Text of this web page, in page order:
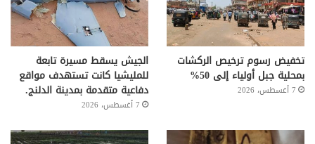
تخفيض رسوم ترخيص الركشات
بمحلية جبل أولياء إلى 50%
7 أغسطس، 2026
الجيش يسقط مسيرة تابعة
للمليشيا كانت تستهدف مواقع
دفاعية متقدمة بمدينة الدلنج.
7 أغسطس، 2026